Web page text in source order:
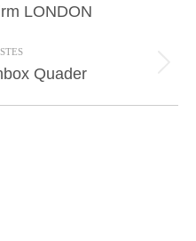
LONDON
Quader